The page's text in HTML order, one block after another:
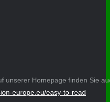
unserer Homepage finden Sie
europe.eu/easy-to-read